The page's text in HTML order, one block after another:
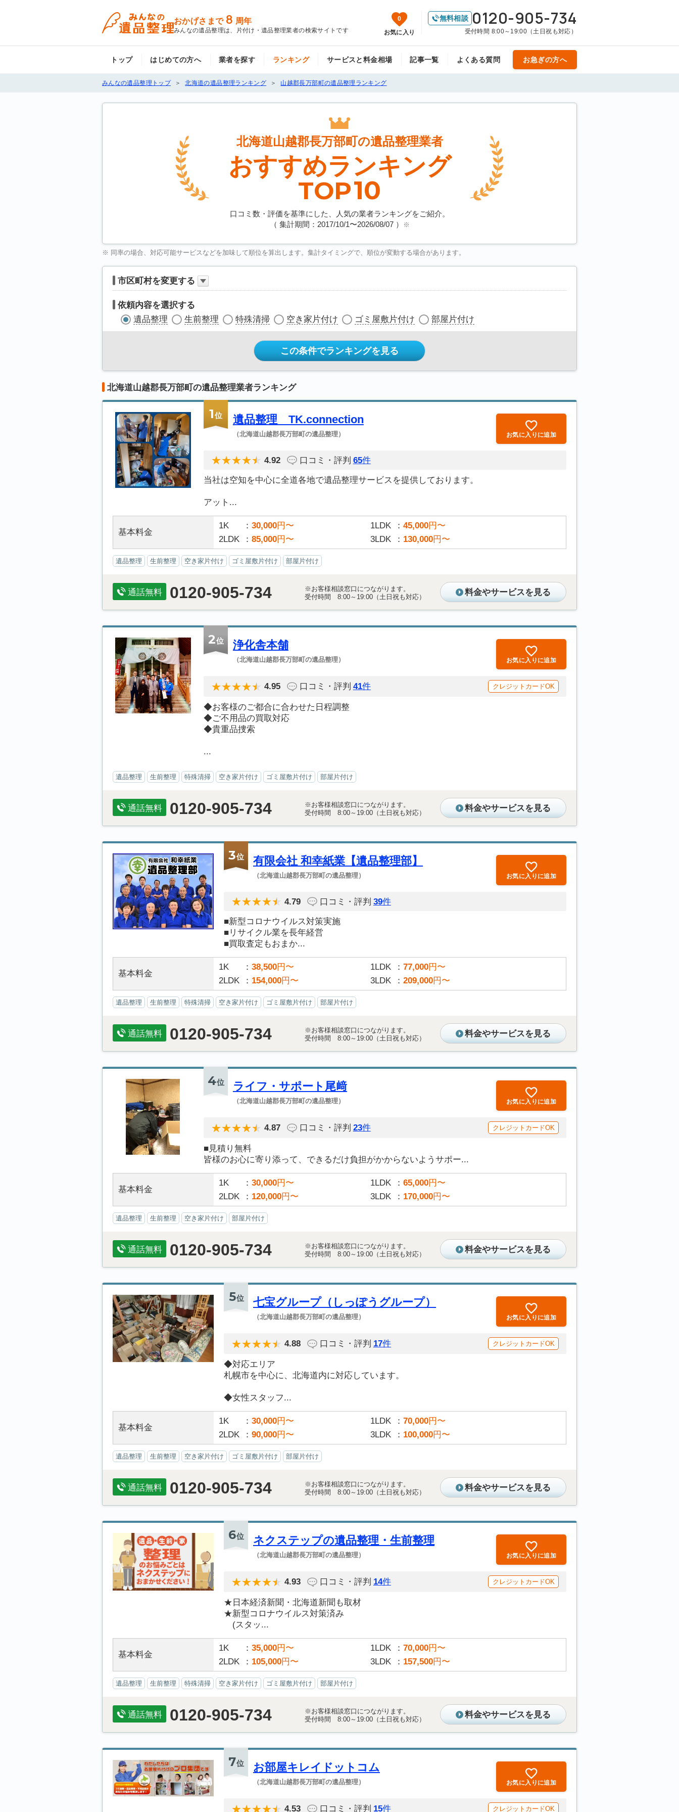
おかげさまで 8 周年
みんなの遺品整理は、片付け・遺品整理業者の検索サイトです
0
お気に入り
無料相談 0120-905-734
受付時間 8:00～19:00（土日祝も対応）
トップ はじめての方へ 業者を探す ランキング サービスと料金相場 記事一覧 よくある質問 お急ぎの方へ
みんなの遺品整理トップ 北海道の遺品整理ランキング 山越郡長万部町の遺品整理ランキング
北海道山越郡長万部町の遺品整理業者
おすすめランキング
TOP10
口コミ数・評価を基準にした、人気の業者ランキングをご紹介。
（ 集計期間：2017/10/1〜2026/08/07） ※
※ 同率の場合、対応可能サービスなどを加味して順位を算出します。集計タイミングで、順位が変動する場合があります。
市区町村を変更する
依頼内容を選択する
遺品整理
生前整理 特殊清掃 空き家片付け ゴミ屋敷片付け 部屋片付け
この条件でランキングを見る
北海道山越郡長万部町の遺品整理業者ランキング
1位 遺品整理 TK.connection
（北海道山越郡長万部町の遺品整理） お気に入りに追加
4.92 口コミ・評判 65件
当社は空知を中心に全道各地で遺品整理サービスを提供しております。
アット...
基本料金
1K 30,000円〜 1LDK 45,000円〜
2LDK
85,000円〜 3LDK 130,000円〜
遺品整理 生前整理 空き家片付け ゴミ屋敷片付け 部屋片付け
通話無料 0120-905-734
※お客様相談窓口につながります。
受付時間 8:00～19:00（土日祝も対応）
料金やサービスを見る
2位 浄化舎本舗
（北海道山越郡長万部町の遺品整理） お気に入りに追加
4.95 口コミ・評判 41件 クレジットカードOK
◆お客様のご都合に合わせた日程調整
◆ご不用品の買取対応
◆貴重品捜索
...
遺品整理 生前整理 特殊清掃 空き家片付け ゴミ屋敷片付け 部屋片付け
通話無料 0120-905-734
※お客様相談窓口につながります。
受付時間 8:00～19:00（土日祝も対応）
料金やサービスを見る
3位 有限会社 和幸紙業【遺品整理部】
（北海道山越郡長万部町の遺品整理） お気に入りに追加
4.79 口コミ・評判 39件
■新型コロナウイルス対策実施
■リサイクル業を長年経営
■買取査定もおまか...
基本料金
1K 38,500円〜 1LDK 77,000円〜
2LDK
154,000円〜 3LDK 209,000円〜
遺品整理 生前整理 特殊清掃 空き家片付け ゴミ屋敷片付け 部屋片付け
通話無料 0120-905-734
※お客様相談窓口につながります。
受付時間 8:00～19:00（土日祝も対応）
料金やサービスを見る
4位 ライフ・サポート尾﨑
（北海道山越郡長万部町の遺品整理） お気に入りに追加
4.87 口コミ・評判 23件 クレジットカードOK
■見積り無料
皆様のお心に寄り添って、できるだけ負担がかからないようサポー...
基本料金
1K 30,000円〜 1LDK 65,000円〜
2LDK
120,000円〜 3LDK 170,000円〜
遺品整理 生前整理 空き家片付け 部屋片付け
通話無料 0120-905-734
※お客様相談窓口につながります。
受付時間 8:00～19:00（土日祝も対応）
料金やサービスを見る
5位 七宝グループ（しっぽうグループ）
（北海道山越郡長万部町の遺品整理） お気に入りに追加
4.88 口コミ・評判 17件 クレジットカードOK
◆対応エリア
札幌市を中心に、北海道内に対応しています。
◆女性スタッフ...
基本料金
1K 30,000円〜 1LDK 70,000円〜
2LDK
90,000円〜 3LDK 100,000円〜
遺品整理 生前整理 空き家片付け ゴミ屋敷片付け 部屋片付け
通話無料 0120-905-734
※お客様相談窓口につながります。
受付時間 8:00～19:00（土日祝も対応）
料金やサービスを見る
6位 ネクステップの遺品整理・生前整理
（北海道山越郡長万部町の遺品整理） お気に入りに追加
4.93 口コミ・評判 14件 クレジットカードOK
★日本経済新聞・北海道新聞も取材
★新型コロナウイルス対策済み
(スタッ...
基本料金
1K 35,000円〜 1LDK 70,000円〜
2LDK
105,000円〜 3LDK 157,500円〜
遺品整理 生前整理 特殊清掃 空き家片付け ゴミ屋敷片付け 部屋片付け
通話無料 0120-905-734
※お客様相談窓口につながります。
受付時間 8:00～19:00（土日祝も対応）
料金やサービスを見る
7位 お部屋キレイドットコム
（北海道山越郡長万部町の遺品整理） お気に入りに追加
4.53 口コミ・評判 15件 クレジットカードOK